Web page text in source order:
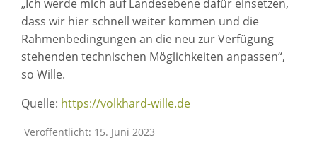
„Ich werde mich auf Landesebene dafür einsetzen,
dass wir hier schnell weiter kommen und die
Rahmenbedingungen an die neu zur Verfügung
stehenden technischen Möglichkeiten anpassen“,
so Wille.
Quelle: https://volkhard-wille.de
Veröffentlicht: 15. Juni 2023